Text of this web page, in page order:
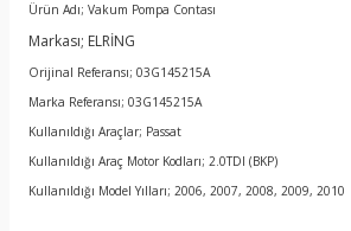
Ürün Adı; Vakum Pompa Contası
Markası; ELRİNG
Orijinal Referansı; 03G145215A
Marka Referansı; 03G145215A
Kullanıldığı Araçlar; Passat
Kullanıldığı Araç Motor Kodları; 2.0TDI (BKP)
Kullanıldığı Model Yılları; 2006, 2007, 2008, 2009, 2010